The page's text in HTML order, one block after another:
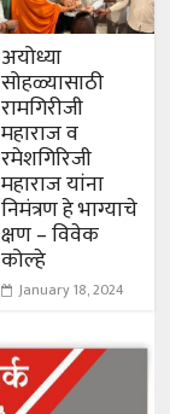
अयोध्या
सोहळ्यासाठी
रामगिरीजी
महाराज व
रमेशगिरिजी
महाराज यांना
निमंत्रण हे भाग्याचे
क्षण – विवेक
कोल्हे
January 18, 2024